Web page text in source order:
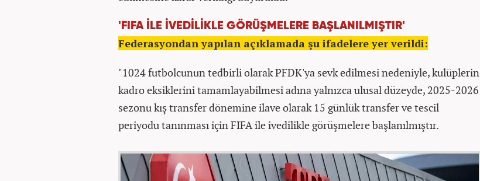
'FIFA İLE İVEDİLİKLE GÖRÜŞMELERE BAŞLANILMIŞTIR'
Federasyondan yapılan açıklamada şu ifadelere yer verildi:
"1024 futbolcunun tedbirli olarak PFDK'ya sevk edilmesi nedeniyle, kulüplerin
kadro eksiklerini tamamlayabilmesi adına yalnızca ulusal düzeyde, 2025-2026
sezonu kış transfer dönemine ilave olarak 15 günlük transfer ve tescil
periyodu tanınması için FIFA ile ivedilikle görüşmelere başlanılmıştır.